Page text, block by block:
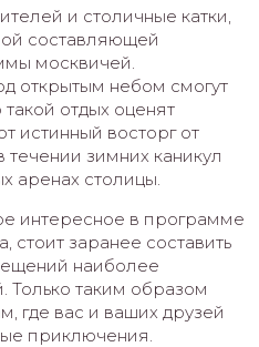
и столичные катки,
составляющей
москвичей.
открытым небом смогут
отдых оценят
истинный восторг от
зимних каникул
аренах столицы.
интересное в программе
стоит заранее составить
наиболее
Только таким образом
где вас и ваших друзей
приключения.